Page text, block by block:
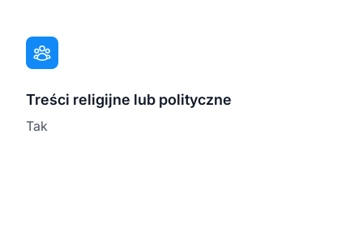
Treści religijne lub polityczne
Tak